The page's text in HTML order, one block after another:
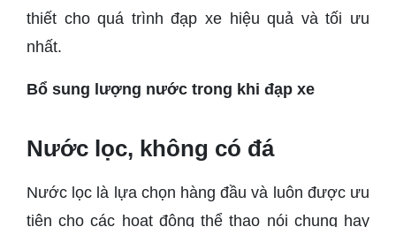
thiết cho quá trình đạp xe hiệu quả và tối ưu
nhất.
Bổ sung lượng nước trong khi đạp xe
Nước lọc, không có đá
Nước lọc là lựa chọn hàng đầu và luôn được ưu
tiên cho các hoạt động thể thao nói chung hay